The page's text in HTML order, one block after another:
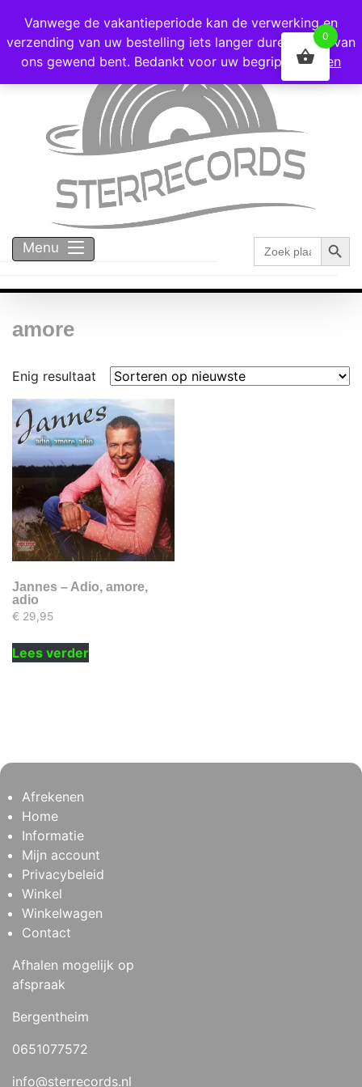
Voor 16:00 besteld = vandaag verzonden!
Menu
Zoek
naar:
amore
Enig resultaat
Jannes – Adio, amore,
adio
€ 29,95
Lees verder
Afrekenen
Home
Informatie
Mijn account
Privacybeleid
Winkel
Winkelwagen
Contact
Afhalen mogelijk op
afspraak
Bergentheim
0651077572
info@sterrecords.nl
Vanwege de vakantieperiode kan de verwerking en
verzending van uw bestelling iets langer duren dan u van
ons gewend bent. Bedankt voor uw begrip!
Negeren
0